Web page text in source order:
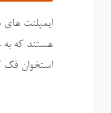
ایمپلنت های
هستند که به
استخوان فک